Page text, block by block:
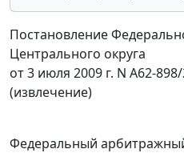
Постановление
Центрального округа
от 3 июля 2009 г. N А62-
(извлечение)
Федеральный